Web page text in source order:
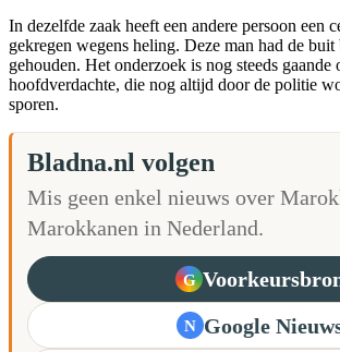
In dezelfde zaak heeft een andere persoon een
gekregen wegens heling. Deze man had de
gehouden. Het onderzoek is nog steeds gaande
hoofdverdachte, die nog altijd door de politie
sporen.
Bladna.nl volgen
Mis geen enkel nieuws over
Marokkanen in Nederland.
G
N Google